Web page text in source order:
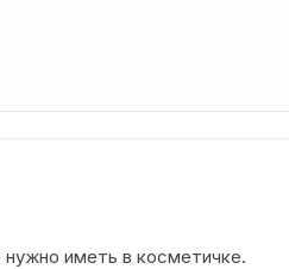
иметь в косметичке.